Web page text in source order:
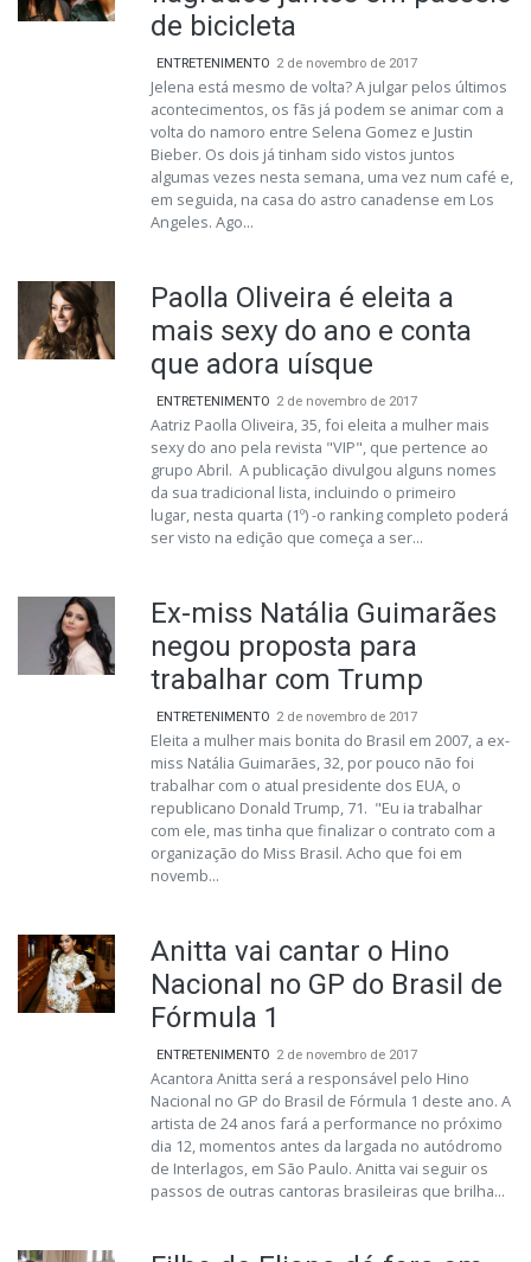
de bicicleta
ENTRETENIMENTO 2 de novembro de 2017
Jelena está mesmo de volta? A julgar pelos últimos
acontecimentos, os fãs já podem se animar com a
volta do namoro entre Selena Gomez e Justin
Bieber. Os dois já tinham sido vistos juntos
algumas vezes nesta semana, uma vez num café e,
em seguida, na casa do astro canadense em Los
Angeles. Ago...
Paolla Oliveira é eleita a
mais sexy do ano e conta
que adora uísque
ENTRETENIMENTO 2 de novembro de 2017
Aatriz Paolla Oliveira, 35, foi eleita a mulher mais
sexy do ano pela revista "VIP", que pertence ao
grupo Abril. A publicação divulgou alguns nomes
da sua tradicional lista, incluindo o primeiro
lugar, nesta quarta (1º) -o ranking completo poderá
ser visto na edição que começa a ser...
Ex-miss Natália Guimarães
negou proposta para
trabalhar com Trump
ENTRETENIMENTO 2 de novembro de 2017
Eleita a mulher mais bonita do Brasil em 2007, a ex-
miss Natália Guimarães, 32, por pouco não foi
trabalhar com o atual presidente dos EUA, o
republicano Donald Trump, 71. "Eu ia trabalhar
com ele, mas tinha que finalizar o contrato com a
organização do Miss Brasil. Acho que foi em
novemb...
Anitta vai cantar o Hino
Nacional no GP do Brasil de
Fórmula 1
ENTRETENIMENTO 2 de novembro de 2017
Acantora Anitta será a responsável pelo Hino
Nacional no GP do Brasil de Fórmula 1 deste ano. A
artista de 24 anos fará a performance no próximo
dia 12, momentos antes da largada no autódromo
de Interlagos, em São Paulo. Anitta vai seguir os
passos de outras cantoras brasileiras que brilha...